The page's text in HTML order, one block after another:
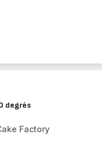
degrés
Factory